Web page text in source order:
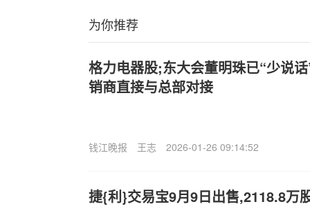
为你推荐
格力电器股;东大会董明珠已“少说
销商直接与总部对接
钱江晚报 王志 2026-01-26 09:14:52
捷{利}交易宝9月9日出售,2118.8万